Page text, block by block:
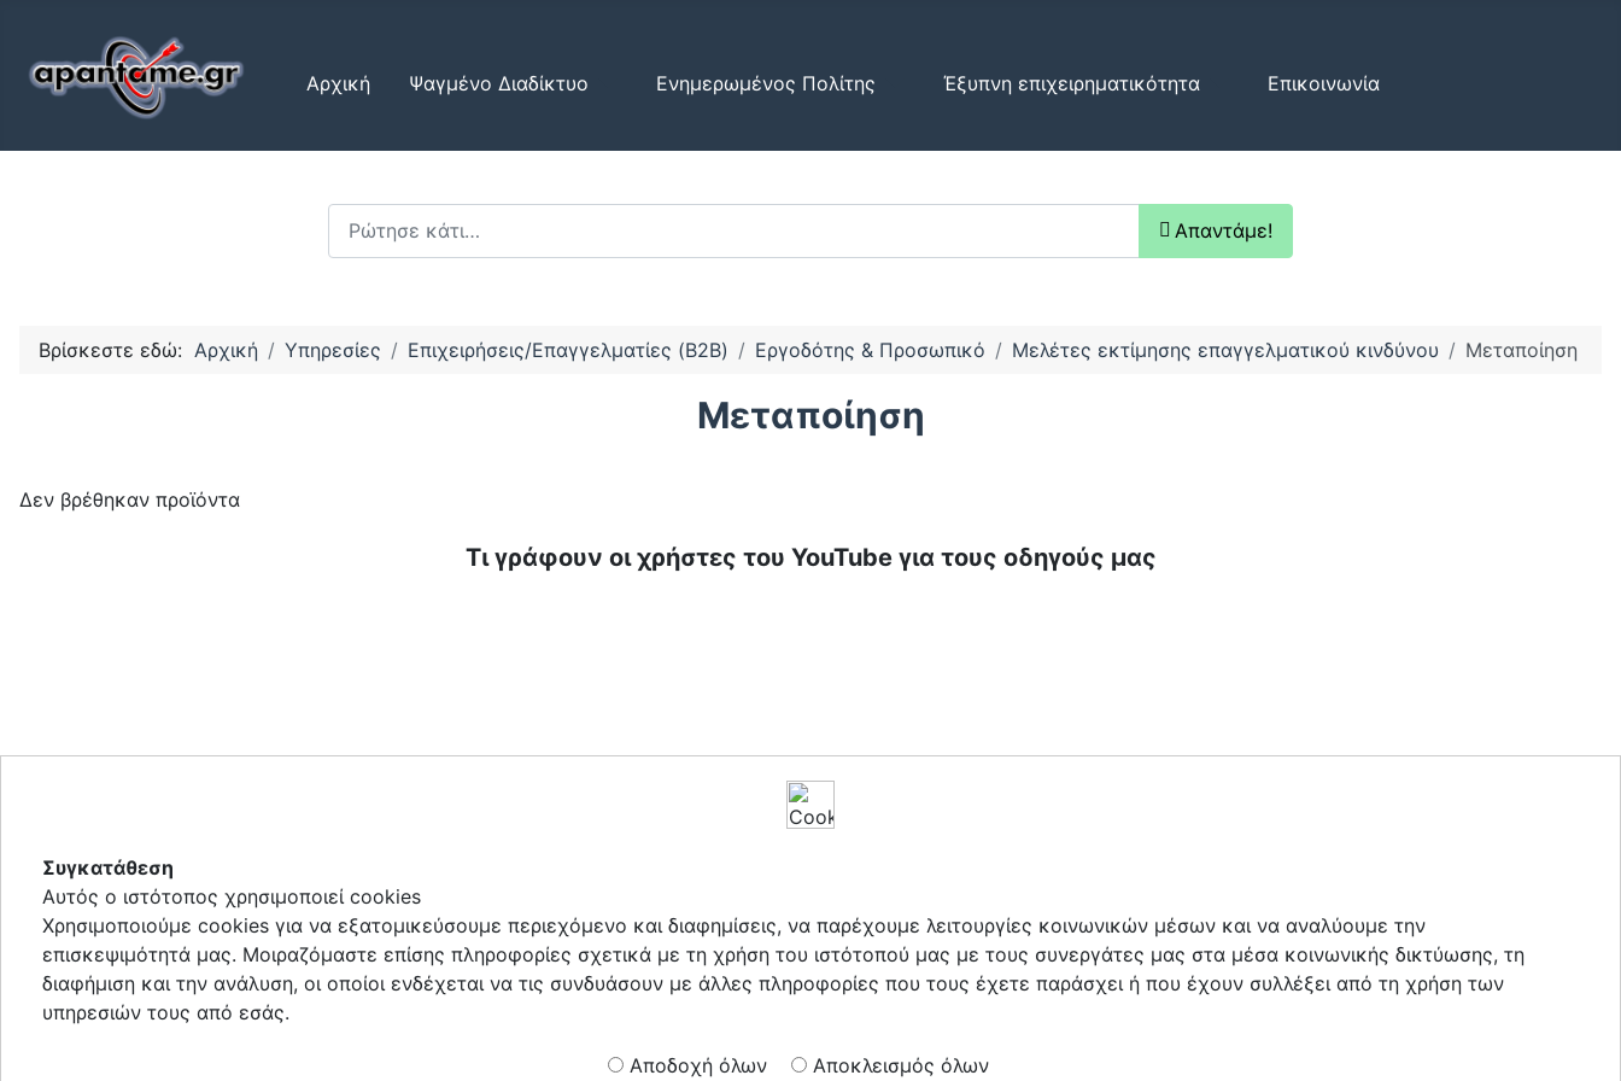
Αρχική Ψαγμένο Διαδίκτυο Ενημερωμένος Πολίτης Έξυπνη επιχειρηματικότητα Επικοινωνία
Αναζήτηση...
Απαντάμε!
Βρίσκεστε εδώ: Αρχική Υπηρεσίες Επιχειρήσεις/Επαγγελματίες (B2B) Εργοδότης & Προσωπικό Μελέτες εκτίμησης επαγγελματικού κινδύνου Μεταποίηση
Μεταποίηση
Δεν βρέθηκαν προϊόντα
Τι γράφουν οι χρήστες του YouTube για τους οδηγούς μας
Συγκατάθεση
Αυτός ο ιστότοπος χρησιμοποιεί cookies
Χρησιμοποιούμε cookies για να εξατομικεύσουμε περιεχόμενο και διαφημίσεις, να παρέχουμε λειτουργίες κοινωνικών μέσων και να αναλύουμε την
επισκεψιμότητά μας. Μοιραζόμαστε επίσης πληροφορίες σχετικά με τη χρήση του ιστότοπού μας με τους συνεργάτες μας στα μέσα κοινωνικής δικτύωσης, τη
διαφήμιση και την ανάλυση, οι οποίοι ενδέχεται να τις συνδυάσουν με άλλες πληροφορίες που τους έχετε παράσχει ή που έχουν συλλέξει από τη χρήση των
υπηρεσιών τους από εσάς.
Αποδοχή όλων Αποκλεισμός όλων